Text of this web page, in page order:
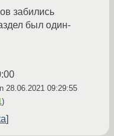
забились
был один-
28.06.2021 09:29:55
)